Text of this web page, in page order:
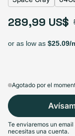
Select Storage
Agotado
Select Connectivity
Wifi
Precio de oferta
289,99 US$
Precio habitual
Agotado por el
Te enviaremos un
necesitas una cuenta.